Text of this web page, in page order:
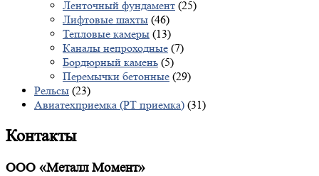
Ленточный фундамент (25)
Лифтовые шахты (46)
Тепловые камеры (13)
Каналы непроходные (7)
Бордюрный камень (5)
Перемычки бетонные (29)
Рельсы (23)
Авиатехприемка (РТ приемка) (31)
Контакты
ООО «Металл Момент»